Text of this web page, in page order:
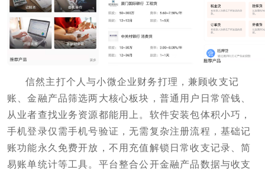
信然主打个人与小微企业财务打理，兼顾收支记
账、金融产品筛选两大核心板块，普通用户日常管钱、
从业者查找业务资源都能用上。软件安装包体积小巧，
手机登录仅需手机号验证，无需复杂注册流程，基础记
账功能永久免费开放，不用充值解锁日常收支记录、简
易账单统计等工具。平台整合公开金融产品数据与收支